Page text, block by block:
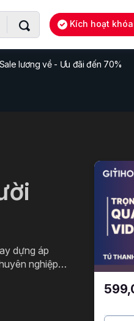
Kích hoạt
Sale lương về - Ưu đãi đến 70%
dựng áp
nghiệp